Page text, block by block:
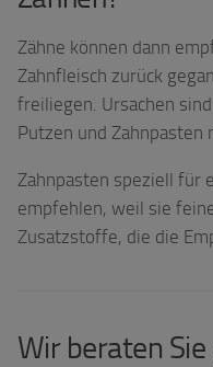
Zähne können dann
Zahnfleisch zurück
freiliegen. Ursachen
Putzen und
Zahnpasten speziell für
empfehlen, weil sie
Zusatzstoffe, die die
Wir beraten